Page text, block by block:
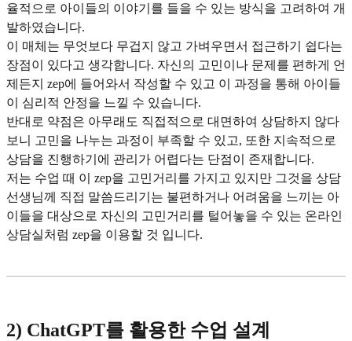
율적으로 아이들의 이야기를 들을 수 있는 방식을 고려하여 개
발하였습니다.
이 매체는 무엇보다 무겁지 않고 가벼우면서 접근하기 쉽다는
장점이 있다고 생각합니다. 자신의 고민이나 문제를 편하게 언
제든지 zep에 들어와서 작성할 수 있고 이 과정을 통해 아이들
이 심리적 안정을 느낄 수 있습니다.
반대로 약점은 아무래도 직접적으로 대면하여 상담하지 않다
보니 고민을 나누는 과정이 부족할 수 있고, 또한 지속적으로
상담을 진행하기에 관리가 어렵다는 단점이 존재합니다.
저는 수업 때 이 zep을 고민거리를 가지고 있지만 그것을 상담
선생님께 직접 말씀드리기는 불편하거나 어려움을 느끼는 아
이들을 대상으로 자신의 고민거리를 털어놓을 수 있는 온라인
상담실처럼 zep을 이용할 것 입니다.
2) ChatGPT를 활용한 수업 설계